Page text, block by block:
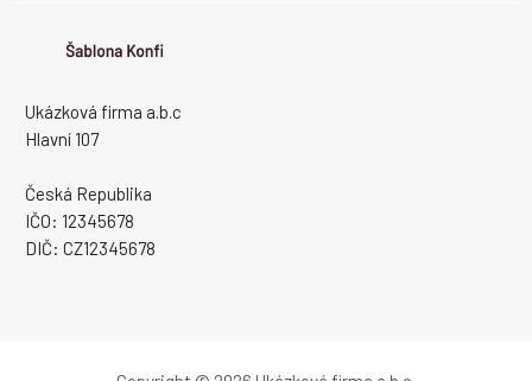
Ukázková firma a.b.c
Hlavní 107
Česká Republika
IČO: 12345678
DIČ: CZ12345678